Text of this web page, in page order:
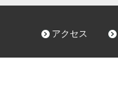
アクセス